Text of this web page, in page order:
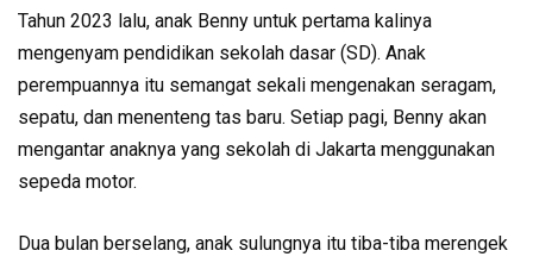
Tahun 2023 lalu, anak Benny untuk pertama kalinya
mengenyam pendidikan sekolah dasar (SD). Anak
perempuannya itu semangat sekali mengenakan seragam,
sepatu, dan menenteng tas baru. Setiap pagi, Benny akan
mengantar anaknya yang sekolah di Jakarta menggunakan
sepeda motor.
Dua bulan berselang, anak sulungnya itu tiba-tiba merengek